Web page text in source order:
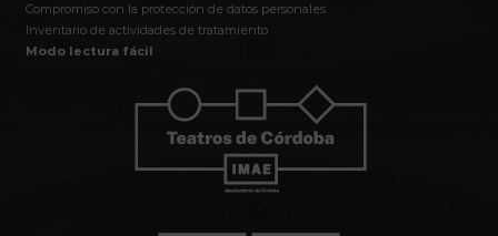
Compromiso con la protección de datos personales
Inventario de actividades de tratamiento
Modo lectura fácil